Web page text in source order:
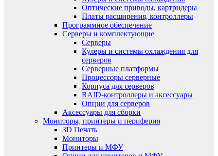
Оптические приводы, картридеры
Платы расширения, контроллеры
Программное обеспечение
Серверы и комплектующие
Серверы
Кулеры и системы охлаждения для
серверов
Серверные платформы
Процессоры серверные
Корпуса для серверов
RAID-контроллеры и аксессуары
Опции для серверов
Аксессуары для сборки
Мониторы, принтеры и периферия
3D Печать
Мониторы
Принтеры и МФУ